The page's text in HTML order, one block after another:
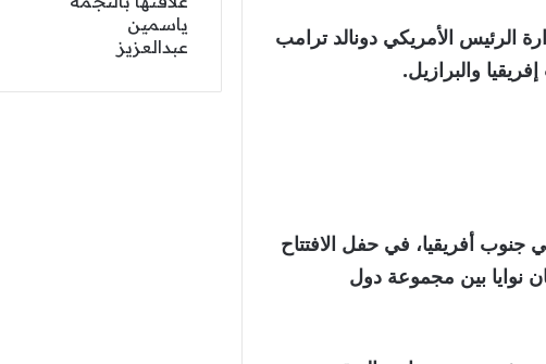
الرئيس الأمريكي دونالد ترامب
والبرازيل.
جنوب أفريقيا، في حفل الافتتاح
نوايا بين مجموعة دول